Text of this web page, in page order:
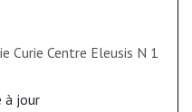
Curie Centre Eleusis N 1
à jour